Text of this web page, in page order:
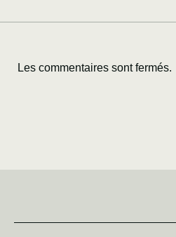
Les commentaires sont fermés.